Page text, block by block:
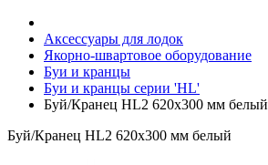
Аксессуары для лодок
Якорно-швартовое оборудование
Буи и кранцы
Буи и кранцы серии 'HL'
Буй/Кранец HL2 620х300 мм белый
Буй/Кранец HL2 620х300 мм белый